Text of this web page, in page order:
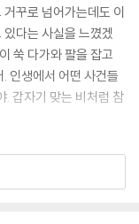
꾸로 넘어가는데도 이
다는 사실을 느꼈겠
쑥 다가와 팔을 잡고
인생에서 어떤 사건들
. 갑자기 맞는 비처럼 참
속으로 계속해서 들어